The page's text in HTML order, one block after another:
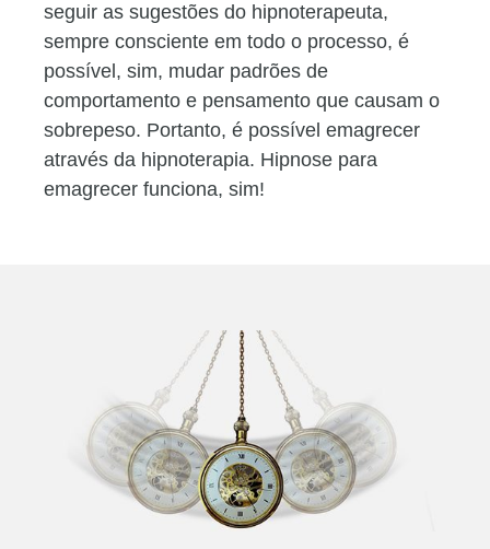
seguir as sugestões do hipnoterapeuta,
sempre consciente em todo o processo, é
possível, sim, mudar padrões de
comportamento e pensamento que causam o
sobrepeso. Portanto, é possível emagrecer
através da hipnoterapia. Hipnose para
emagrecer funciona, sim!